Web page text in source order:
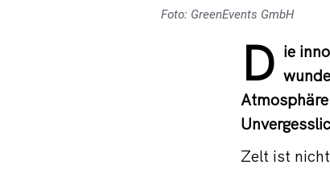
Foto: GreenEvents GmbH
D ie
Zelt ist